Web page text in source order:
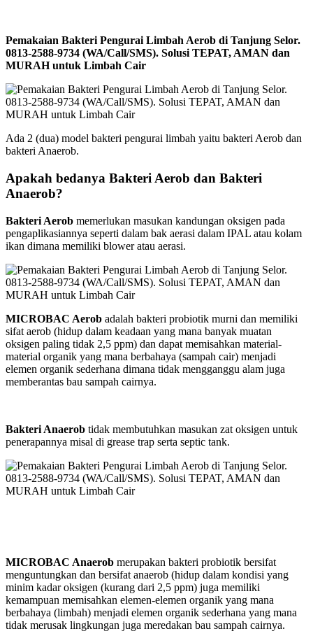
Pemakaian Bakteri Pengurai Limbah Aerob di Tanjung Selor.
0813-2588-9734 (WA/Call/SMS). Solusi TEPAT, AMAN dan
MURAH untuk Limbah Cair
Ada 2 (dua) model bakteri pengurai limbah yaitu bakteri Aerob dan
bakteri Anaerob.
Apakah bedanya Bakteri Aerob dan Bakteri
Anaerob?
Bakteri Aerob memerlukan masukan kandungan oksigen pada
pengaplikasiannya seperti dalam bak aerasi dalam IPAL atau kolam
ikan dimana memiliki blower atau aerasi.
MICROBAC Aerob adalah bakteri probiotik murni dan memiliki
sifat aerob (hidup dalam keadaan yang mana banyak muatan
oksigen paling tidak 2,5 ppm) dan dapat memisahkan material-
material organik yang mana berbahaya (sampah cair) menjadi
elemen organik sederhana dimana tidak mengganggu alam juga
memberantas bau sampah cairnya.
Bakteri Anaerob tidak membutuhkan masukan zat oksigen untuk
penerapannya misal di grease trap serta septic tank.
MICROBAC Anaerob merupakan bakteri probiotik bersifat
menguntungkan dan bersifat anaerob (hidup dalam kondisi yang
minim kadar oksigen (kurang dari 2,5 ppm) juga memiliki
kemampuan memisahkan elemen-elemen organik yang mana
berbahaya (limbah) menjadi elemen organik sederhana yang mana
tidak merusak lingkungan juga meredakan bau sampah cairnya.